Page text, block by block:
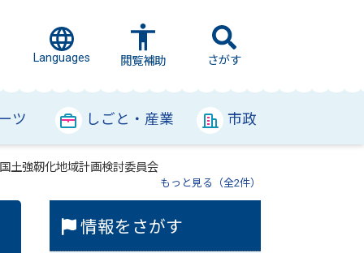
Languages 閲覧補助 さがす
ツ しごと・産業 市政
土強靭化地域計画検討委員会
もっと見る（全2件）
情報をさがす